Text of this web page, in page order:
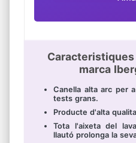
marca
Canella alta arc per
tests grans.
Producte d'alta
Tota l'aixeta del
llautó prolonga la